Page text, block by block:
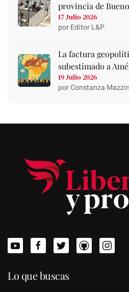
provincia de
17 Julio 2026
por Editor L&P
La factura
subestimado a
19 Julio 2026
por Constanza
Lo que buscas